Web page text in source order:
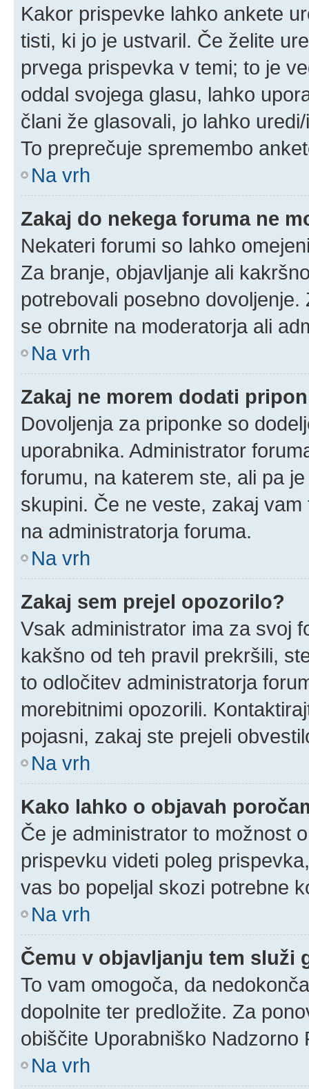
Kakor prispevke lahko ankete
tisti, ki jo je ustvaril. Če želite
prvega prispevka v temi; to je
oddal svojega glasu, lahko
člani že glasovali, jo lahko
To preprečuje spremembo
Na vrh
Zakaj do nekega foruma ne
Nekateri forumi so lahko
Za branje, objavljanje ali
potrebovali posebno
se obrnite na moderatorja ali
Na vrh
Zakaj ne morem dodati
Dovoljenja za priponke so
uporabnika. Administrator
forumu, na katerem ste, ali pa
skupini. Če ne veste, zakaj
na administratorja foruma.
Na vrh
Zakaj sem prejel opozorilo?
Vsak administrator ima za svoj
kakšno od teh pravil prekršili,
to odločitev administratorja
morebitnimi opozorili.
pojasni, zakaj ste prejeli
Na vrh
Kako lahko o objavah
Če je administrator to možnost
prispevku videti poleg
vas bo popeljal skozi potrebne
Na vrh
Čemu v objavljanju tem služi
To vam omogoča, da
dopolnite ter predložite. Za
obiščite Uporabniško Nadzorno
Na vrh